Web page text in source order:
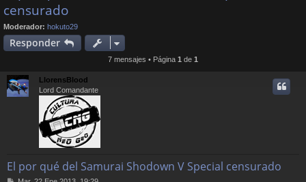
censurado
Moderador: hokuto29
Responder
7 mensajes • Página 1 de 1
LlorensBlood
Lord Comandante
El por qué del Samurai Shodown V Special censurado